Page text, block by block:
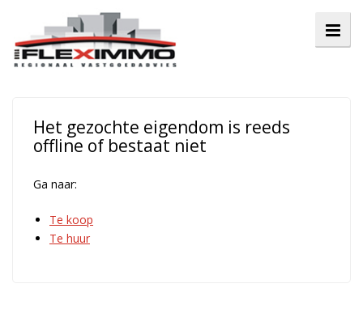
Het gezochte eigendom is reeds
offline of bestaat niet
Ga naar:
Te koop
Te huur